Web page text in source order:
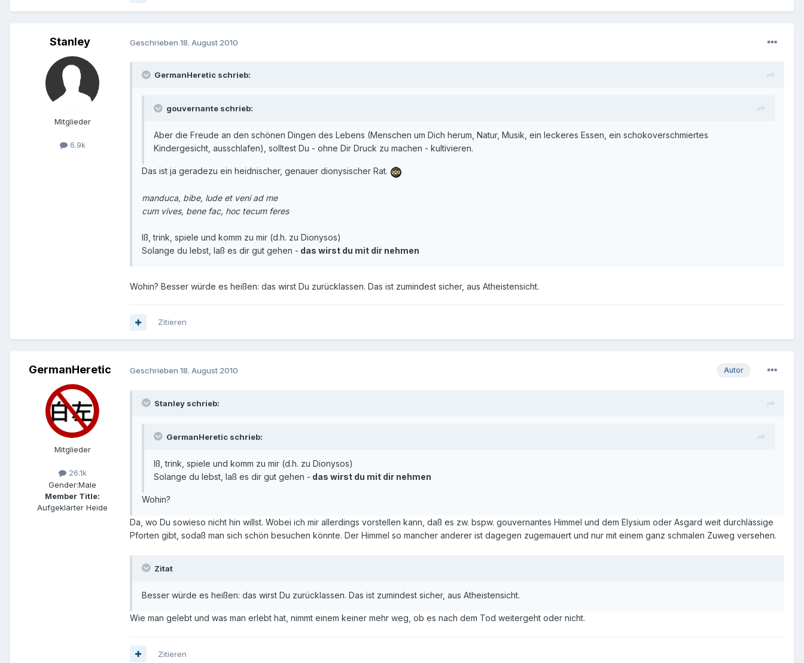
Stanley
Mitglieder
6.9k
Geschrieben 18. August 2010
GermanHeretic schrieb:
gouvernante schrieb:
Aber die Freude an den schönen Dingen des Lebens (Menschen um Dich herum, Natur, Musik, ein leckeres Essen, ein schokoverschmiertes
Kindergesicht, ausschlafen), solltest Du - ohne Dir Druck zu machen - kultivieren.
Das ist ja geradezu ein heidnischer, genauer dionysischer Rat.
manduca, bibe, lude et veni ad me
cum vives, bene fac, hoc tecum feres
Iß, trink, spiele und komm zu mir (d.h. zu Dionysos)
Solange du lebst, laß es dir gut gehen - das wirst du mit dir nehmen
Wohin? Besser würde es heißen: das wirst Du zurücklassen. Das ist zumindest sicher, aus Atheistensicht.
Zitieren
GermanHeretic
Mitglieder
26.1k
Gender:Male
Member Title:
Aufgeklärter Heide
Autor
Geschrieben 18. August 2010
Stanley schrieb:
GermanHeretic schrieb:
Iß, trink, spiele und komm zu mir (d.h. zu Dionysos)
Solange du lebst, laß es dir gut gehen - das wirst du mit dir nehmen
Wohin?
Da, wo Du sowieso nicht hin willst. Wobei ich mir allerdings vorstellen kann, daß es zw. bspw. gouvernantes Himmel und dem Elysium oder Asgard weit durchlässige
Pforten gibt, sodaß man sich schön besuchen könnte. Der Himmel so mancher anderer ist dagegen zugemauert und nur mit einem ganz schmalen Zuweg versehen.
Zitat
Besser würde es heißen: das wirst Du zurücklassen. Das ist zumindest sicher, aus Atheistensicht.
Wie man gelebt und was man erlebt hat, nimmt einem keiner mehr weg, ob es nach dem Tod weitergeht oder nicht.
Zitieren